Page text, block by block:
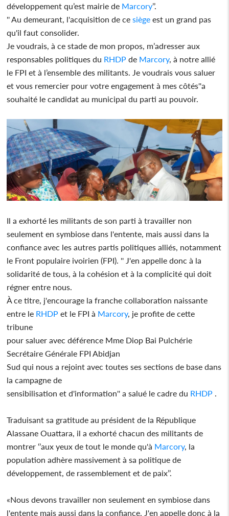
développement qu’est mairie de Marcory’’.
'' Au demeurant, l'acquisition de cesiège est un grand pas
qu'il faut consolider.
Je voudrais, à ce stade de mon propos, m’adresser aux
responsables politiques du RHDP de Marcory, à notre allié
le FPI et à l’ensemble des militants. Je voudrais vous saluer
et vous remercier pour votre engagement à mes côtés''a
souhaité le candidat au municipal du parti au pouvoir.
Il a exhorté les militants de son parti à travailler non
seulement en symbiose dans l'entente, mais aussi dans la
confiance avec les autres partis politiques alliés, notamment
le Front populaire ivoirien (FPI). '' J'en appelle donc à la
solidarité de tous, à la cohésion et à la complicité qui doit
régner entre nous.
À ce titre, j'encourage la franche collaboration naissante
entre le RHDP et le FPI à Marcory, je profite de cette
tribune
pour saluer avec déférence Mme Diop Bai Pulchérie
Secrétaire Générale FPI Abidjan
Sud qui nous a rejoint avec toutes ses sections de base dans
la campagne de
sensibilisation et d'information'' a salué le cadre du RHDP
Traduisant sa gratitude au président de la République
Alassane Ouattara, il a exhorté chacun des militants de
montrer ‘’aux yeux de tout le monde qu'à Marcory, la
population adhère massivement à sa politique de
développement, de rassemblement et de paix’’.
«Nous devons travailler non seulement en symbiose dans
l'entente mais aussi dans la confiance. J'en appelle donc à la